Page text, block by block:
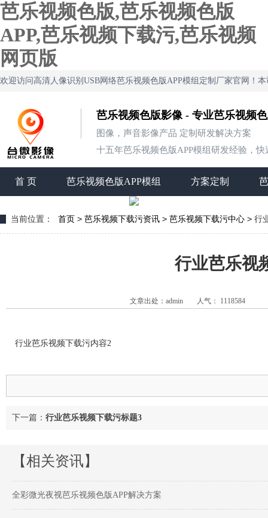
芭乐视频色版,芭乐视频色版
APP,芭乐视频下载污,芭乐视频
网页版
欢迎访问高清人像识别USB网络芭乐视频色版APP模组定制厂家官网！
芭乐视频色版影像 - 专业芭乐视频
图像，声音影像产品 定制研发解决方案
十五年芭乐视频色版APP模组研发经验，快
首 页 芭乐视频色版APP模组 方案定制
当前位置： 首页 > 芭乐视频下载污资讯 > 芭乐视频下载污中心 > 行
行业芭乐视
文章出处：admin 人气： 1118584
行业芭乐视频下载污内容2
下一篇： 行业芭乐视频下载污标题3
【相关资讯】
全彩微光夜视芭乐视频色版APP解决方案